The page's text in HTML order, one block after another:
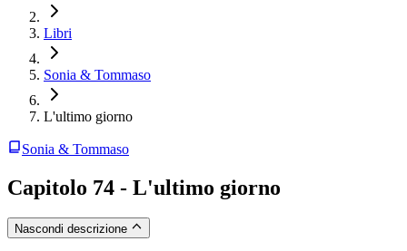
Libri
Sonia & Tommaso
L'ultimo giorno
Sonia & Tommaso
Capitolo 74 - L'ultimo giorno
Nascondi descrizione